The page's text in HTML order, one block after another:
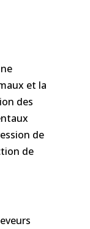
et la
des
de
de